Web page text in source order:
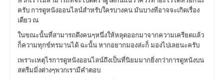
ครับ การดูหนังออนไลน์สำหรับใครบางคน มันบางทีอาจจะเกิดเรื่อง
เดียว ณ
ในขณะนั้นที่สามารถดึงคนๆหนึ่งให้หลุดออกมาจากความเครียดแล้ว
ก็ความทุกข์ทรมานได้ ฉะนั้น หากอยากมองล่ะก็ มองไปเลยนะครับ
เพราะเหตุไรการดูหนังออนไลน์ถึงเป็นที่นิยมมากยิ่งกว่าการดูหนังบน
สตรีมมิ่งต่างๆพวกเรามีคำตอบ